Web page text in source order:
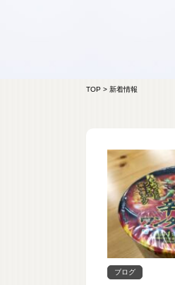
TOP > 新着情報
ブログ